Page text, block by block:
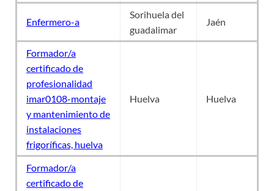
Enfermero-a
Sorihuela del
guadalimar
Jaén
Formador/a
certificado de
profesionalidad
imar0108-montaje
y mantenimiento de
instalaciones
frigoríficas, huelva
Huelva Huelva
Formador/a
certificado de